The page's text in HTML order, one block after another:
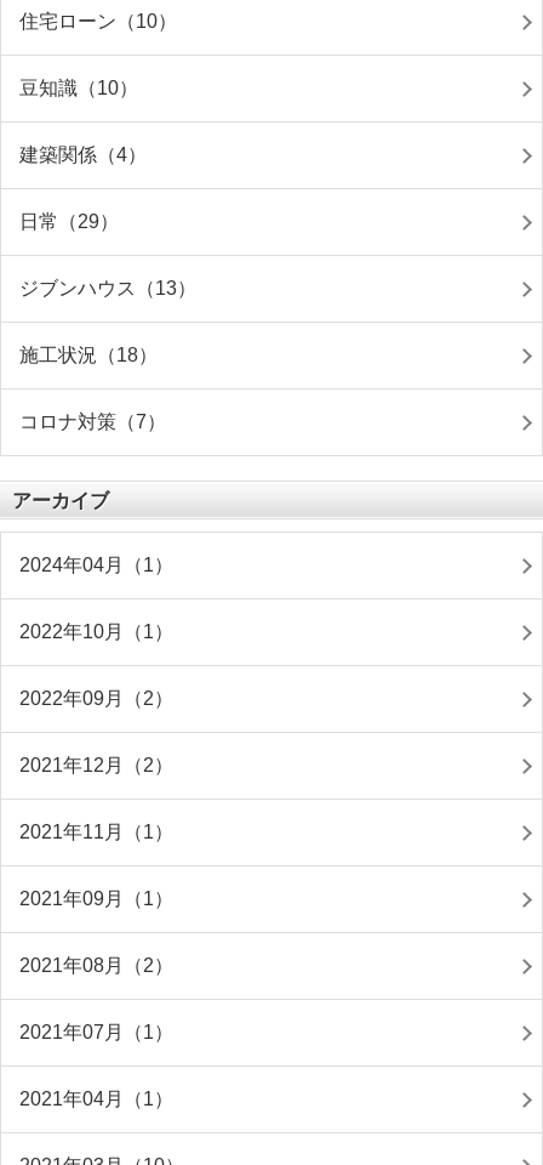
住宅ローン（10）
豆知識（10）
建築関係（4）
日常（29）
ジブンハウス（13）
施工状況（18）
コロナ対策（7）
アーカイブ
2024年04月（1）
2022年10月（1）
2022年09月（2）
2021年12月（2）
2021年11月（1）
2021年09月（1）
2021年08月（2）
2021年07月（1）
2021年04月（1）